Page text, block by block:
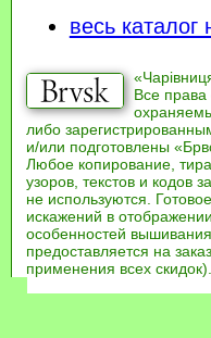
весь
Все
либо
и/или подготовлены
Любое копирование,
узоров, текстов и кодов
не используются.
искажений в
особенностей
предоставляется на
применения всех скидок).